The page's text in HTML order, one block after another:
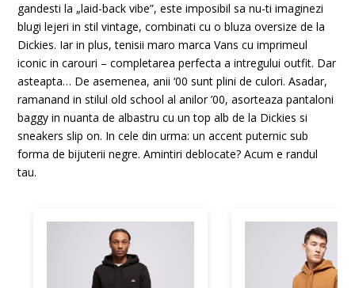
gandesti la „laid-back vibe”, este imposibil sa nu-ti imaginezi
blugi lejeri in stil vintage, combinati cu o bluza oversize de la
Dickies. Iar in plus, tenisii maro marca Vans cu imprimeul
iconic in carouri – completarea perfecta a intregului outfit. Dar
asteapta… De asemenea, anii ‘00 sunt plini de culori. Asadar,
ramanand in stilul old school al anilor ’00, asorteaza pantaloni
baggy in nuanta de albastru cu un top alb de la Dickies si
sneakers slip on. In cele din urma: un accent puternic sub
forma de bijuterii negre. Amintiri deblocate? Acum e randul
tau.